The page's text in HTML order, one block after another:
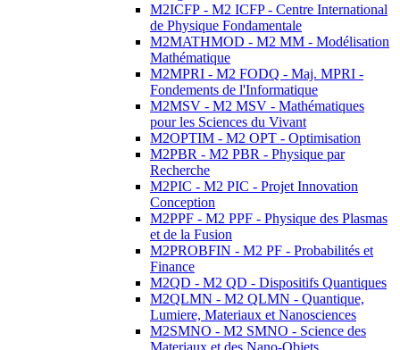
M2ICFP - M2 ICFP - Centre International
de Physique Fondamentale
M2MATHMOD - M2 MM - Modélisation
Mathématique
M2MPRI - M2 FODQ - Maj. MPRI -
Fondements de l'Informatique
M2MSV - M2 MSV - Mathématiques
pour les Sciences du Vivant
M2OPTIM - M2 OPT - Optimisation
M2PBR - M2 PBR - Physique par
Recherche
M2PIC - M2 PIC - Projet Innovation
Conception
M2PPF - M2 PPF - Physique des Plasmas
et de la Fusion
M2PROBFIN - M2 PF - Probabilités et
Finance
M2QD - M2 QD - Dispositifs Quantiques
M2QLMN - M2 QLMN - Quantique,
Lumiere, Materiaux et Nanosciences
M2SMNO - M2 SMNO - Science des
Materiaux et des Nano-Objets